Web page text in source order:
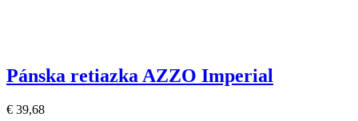
Pánska retiazka AZZO Imperial
€ 39,68